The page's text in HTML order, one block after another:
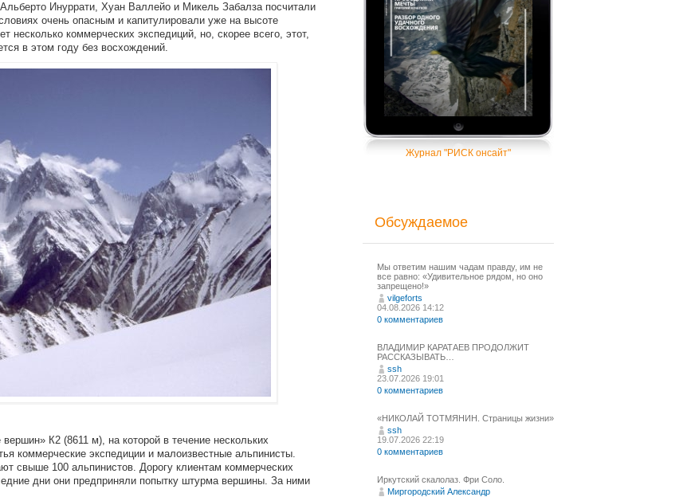
Инуррати, Хуан Валлейо и Микель Забалза посчитали
очень опасным и капитулировали уже на высоте
несколько коммерческих экспедиций, но, скорее всего, этот,
в этом году без восхождений.
К2 (8611 м), на которой в течение нескольких
коммерческие экспедиции и малоизвестные альпинисты.
свыше 100 альпинистов. Дорогу клиентам коммерческих
дни они предприняли попытку штурма вершины. За ними
Журнал "РИСК онсайт"
Обсуждаемое
Мы ответим нашим чадам правду, им не
все равно: «Удивительное рядом, но оно
запрещено!»
vilgeforts
04.08.2026 14:12
0 комментариев
ВЛАДИМИР КАРАТАЕВ ПРОДОЛЖИТ
РАССКАЗЫВАТЬ…
ssh
23.07.2026 19:01
0 комментариев
«НИКОЛАЙ ТОТМЯНИН. Страницы жизни»
ssh
19.07.2026 22:19
0 комментариев
Иркутский скалолаз. Фри Соло.
Миргородский Александр